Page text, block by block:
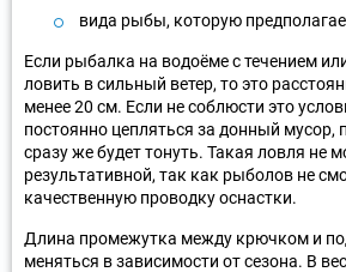
вида рыбы, которую
Если рыбалка на водоёме с течением
ловить в сильный ветер, то это
менее 20 см. Если не соблюсти это
постоянно цепляться за донный мусор,
сразу же будет тонуть. Такая ловля не
результативной, так как рыболов не
качественную проводку оснастки.
Длина промежутка между крючком и
меняться в зависимости от сезона. В